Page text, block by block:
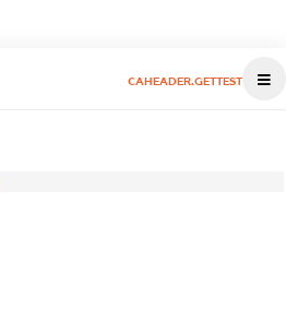
CAHEADER.GETTEST